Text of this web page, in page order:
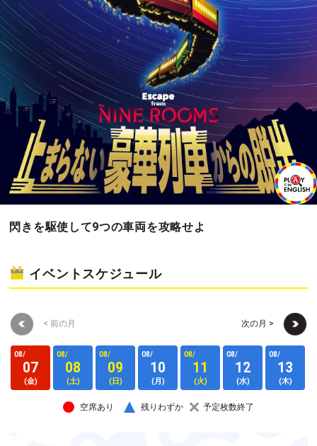
閃きを駆使して9つの車両を攻略せよ
イベントスケジュール
< 前の月 次の月 >
08/
07
(金)
08/
08
(土)
08/
09
(日)
08/
10
(月)
08/
11
(火)
08/
12
(水)
08/
13
(木)
空席あり 残りわずか 予定枚数終了